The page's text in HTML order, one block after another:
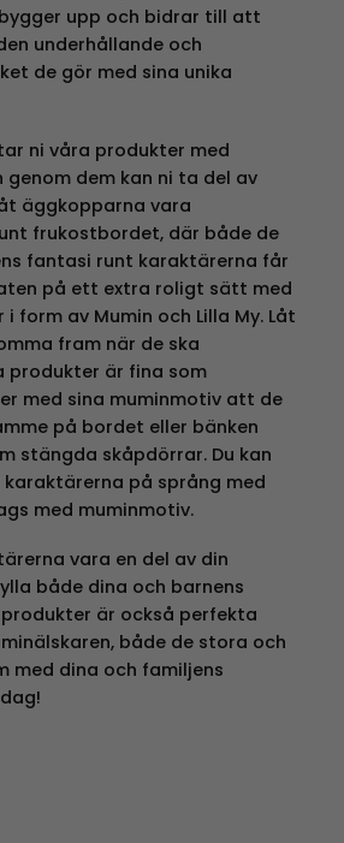
upp och bidrar till att
underhållande och
de gör med sina unika
ni våra produkter med
genom dem kan ni ta del av
äggkopparna vara
frukostbordet, där både de
fantasi runt karaktärerna får
på ett extra roligt sätt med
form av Mumin och Lilla My. Låt
fram när de ska
produkter är fina som
med sina muminmotiv att de
på bordet eller bänken
stängda skåpdörrar. Du kan
på språng med
med muminmotiv.
vara en del av din
både dina och barnens
är också perfekta
både de stora och
med dina och familjens